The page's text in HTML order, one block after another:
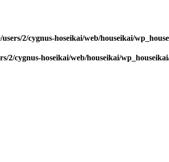
users/2/cygnus-hoseikai/web/houseikai/
2/cygnus-hoseikai/web/houseikai/